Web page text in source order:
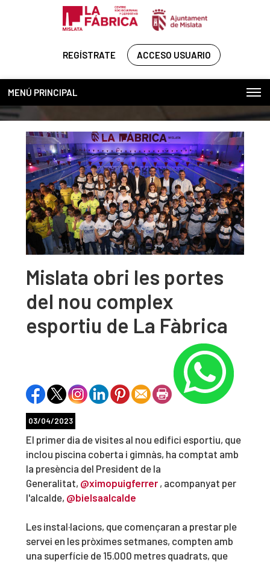
REGÍSTRATE ACCESO USUARIO
MENÚ PRINCIPAL
Mislata obri les portes
del nou complex
esportiu de La Fàbrica
03/04/2023
El primer dia de visites al nou edifici esportiu, que
inclou piscina coberta i gimnàs, ha comptat amb
la presència del President de la
Generalitat, @ximopuigferrer , acompanyat per
l'alcalde, @bielsaalcalde
Les instal·lacions, que començaran a prestar ple
servei en les pròximes setmanes, compten amb
una superfície de 15.000 metres quadrats, que